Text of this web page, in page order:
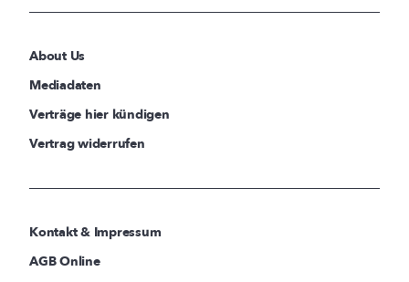
About Us
Mediadaten
Verträge hier kündigen
Vertrag widerrufen
Kontakt & Impressum
AGB Online